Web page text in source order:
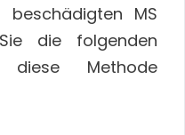
MS
die folgenden
Methode